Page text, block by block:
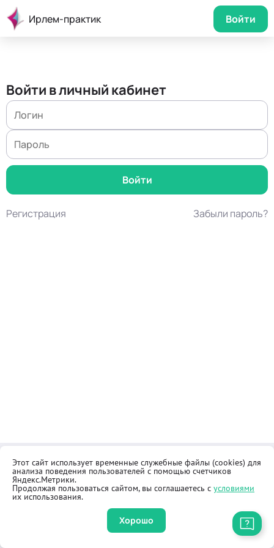
Ирлем-практик Войти
Войти в личный кабинет
Регистрация Забыли пароль?
Контакты
Как купить
Общественная приёмная
Реквизиты
Оферта
Правила продажи товаров
Этот сайт использует временные служебные файлы (cookies) для
анализа поведения пользователей с помощью счетчиков
Яндекс.Метрики.
Продолжая пользоваться сайтом, вы соглашаетесь с условиями
их использования.
Хорошо